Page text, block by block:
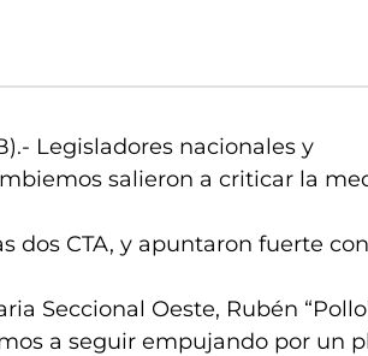
Legisladores nacionales y
salieron a criticar la
dos CTA, y apuntaron fuerte
Seccional Oeste, Rubén
a seguir empujando por un